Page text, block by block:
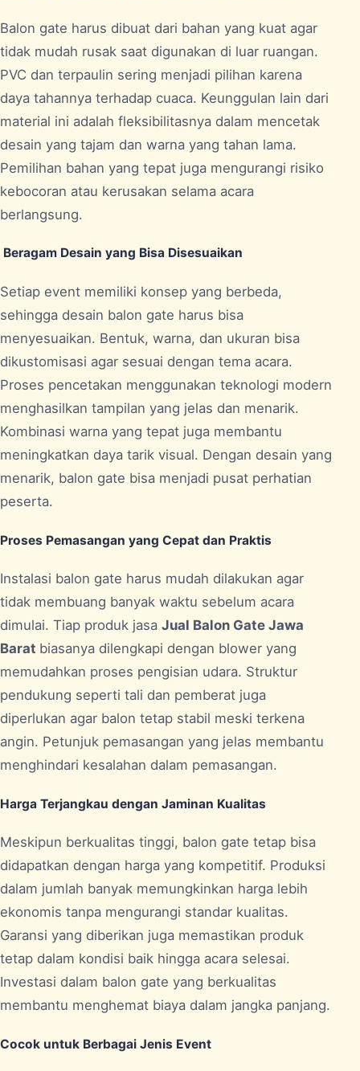
Balon gate harus dibuat dari bahan yang kuat agar
tidak mudah rusak saat digunakan di luar ruangan.
PVC dan terpaulin sering menjadi pilihan karena
daya tahannya terhadap cuaca. Keunggulan lain dari
material ini adalah fleksibilitasnya dalam mencetak
desain yang tajam dan warna yang tahan lama.
Pemilihan bahan yang tepat juga mengurangi risiko
kebocoran atau kerusakan selama acara
berlangsung.
Beragam Desain yang Bisa Disesuaikan
Setiap event memiliki konsep yang berbeda,
sehingga desain balon gate harus bisa
menyesuaikan. Bentuk, warna, dan ukuran bisa
dikustomisasi agar sesuai dengan tema acara.
Proses pencetakan menggunakan teknologi modern
menghasilkan tampilan yang jelas dan menarik.
Kombinasi warna yang tepat juga membantu
meningkatkan daya tarik visual. Dengan desain yang
menarik, balon gate bisa menjadi pusat perhatian
peserta.
Proses Pemasangan yang Cepat dan Praktis
Instalasi balon gate harus mudah dilakukan agar
tidak membuang banyak waktu sebelum acara
dimulai. Tiap produk jasa Jual Balon Gate Jawa
Barat biasanya dilengkapi dengan blower yang
memudahkan proses pengisian udara. Struktur
pendukung seperti tali dan pemberat juga
diperlukan agar balon tetap stabil meski terkena
angin. Petunjuk pemasangan yang jelas membantu
menghindari kesalahan dalam pemasangan.
Harga Terjangkau dengan Jaminan Kualitas
Meskipun berkualitas tinggi, balon gate tetap bisa
didapatkan dengan harga yang kompetitif. Produksi
dalam jumlah banyak memungkinkan harga lebih
ekonomis tanpa mengurangi standar kualitas.
Garansi yang diberikan juga memastikan produk
tetap dalam kondisi baik hingga acara selesai.
Investasi dalam balon gate yang berkualitas
membantu menghemat biaya dalam jangka panjang.
Cocok untuk Berbagai Jenis Event